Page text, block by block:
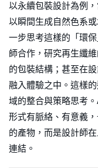
以永續包裝設計為例
以瞬間生成自然色系
一步思考這樣的「環
師合作，研究再生纖
的包裝結構；甚至在
融入體驗之中。這樣
域的整合與策略思考
形式有脈絡、有意義
的產物，而是設計師
連結。